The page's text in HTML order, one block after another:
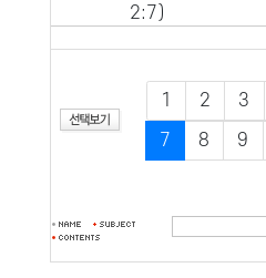
2:7)
1 2 3
7
8 9